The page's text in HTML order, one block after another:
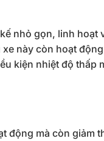
nhỏ gọn, linh
này còn hoạt
kiện nhiệt độ thấp
mà còn giảm